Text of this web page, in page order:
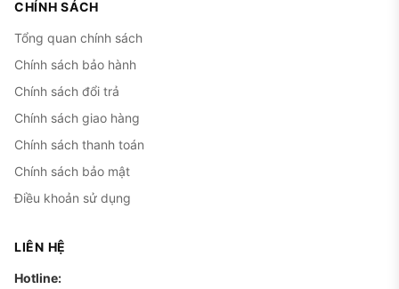
iPhone 15 Pro Max, A16 chậm hơn khoảng 15-20%
trên benchmark nhưng cảm nhận thực tế gần như
không khác biệt.
Thiết kế khung thép không gỉ bền bỉ.
vài năm sử dụng vẫn ít trầy xước nếu được dùng
kèm ốp, cảm giác cầm chắc tay và sang trọng.
Mặt trước sử dụng kính Ceramic Shield, trong khi
mặt lưng kính nhám giúp hạn chế bám dấu vân
CHÍNH SÁCH
Tổng quan chính sách
Chính sách bảo hành
Chính sách đổi trả
Chính sách giao hàng
Chính sách thanh toán
Chính sách bảo mật
Điều khoản sử dụng
LIÊN HỆ
Hotline: